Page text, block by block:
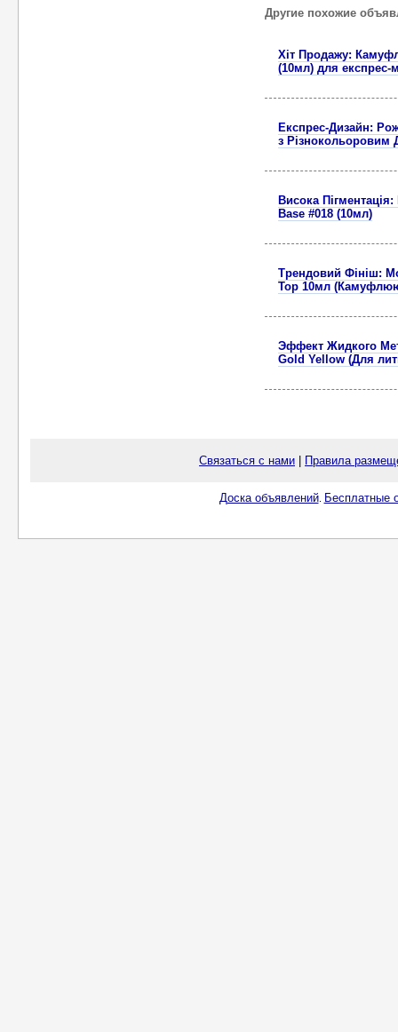
Другие похожие
Хіт Продажу:
(10мл) для експрес-
Експрес-Дизайн:
з Різнокольоровим
Висока
Base #018 (10мл)
Трендовий Фініш:
Top 10мл
Эффект Жидкого
Gold Yellow (Для
Связаться с нами Правила
Доска объявлений. Бесплатные